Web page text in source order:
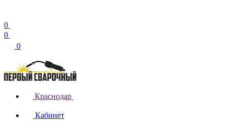
0
0
0
Краснодар
Кабинет